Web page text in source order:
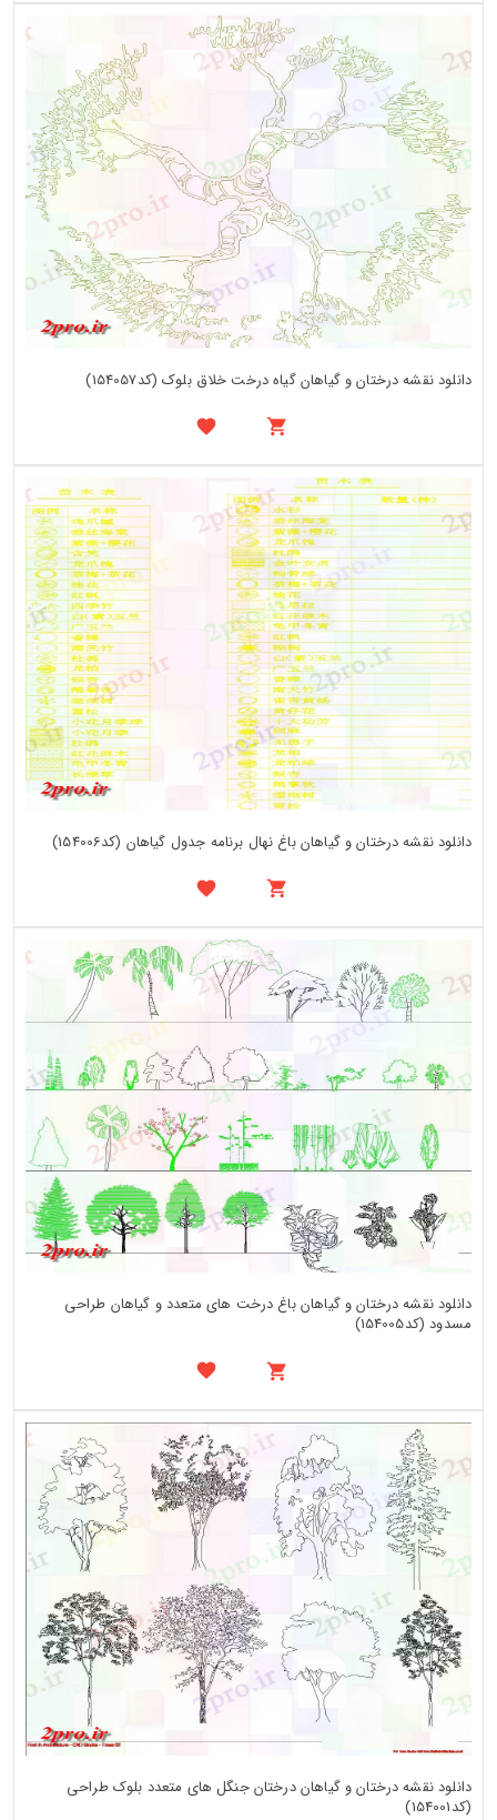
دانلود نقشه درختان و گیاهان گیاه درخت خلاق بلوک (کد154057)
دانلود نقشه درختان و گیاهان باغ نهال برنامه جدول گیاهان (کد154006)
دانلود نقشه درختان و گیاهان باغ درخت های متعدد و گیاهان طراحی
مسدود (کد154005)
دانلود نقشه درختان و گیاهان درختان جنگل های متعدد بلوک طراحی
(کد154001)